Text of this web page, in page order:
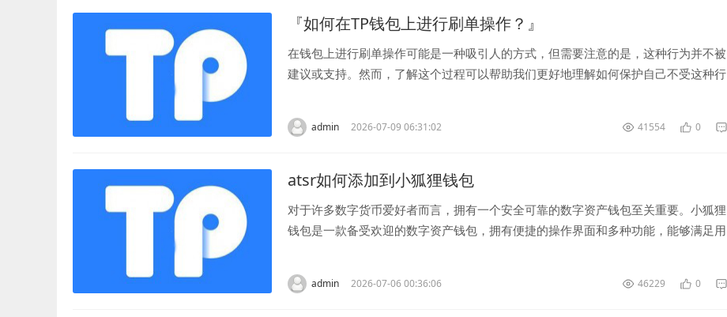
『如何在TP钱包上进行刷单操作？』
在钱包上进行刷单操作可能是一种吸引人的方式，但需要注意的是，这种行为并不被
建议或支持。然而，了解这个过程可以帮助我们更好地理解如何保护自己不受这种行
admin 2026-07-09 06:31:02 41554 0
atsr如何添加到小狐狸钱包
对于许多数字货币爱好者而言，拥有一个安全可靠的数字资产钱包至关重要。小狐狸
钱包是一款备受欢迎的数字资产钱包，拥有便捷的操作界面和多种功能，能够满足用
admin 2026-07-06 00:36:06 46229 0